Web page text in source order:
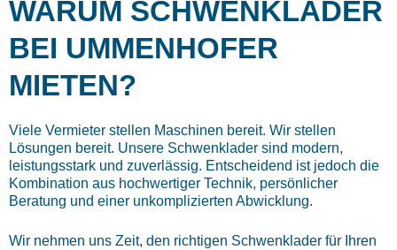
WARUM SCHWENKLADER
BEI UMMENHOFER
MIETEN?
Viele Vermieter stellen Maschinen bereit. Wir stellen
Lösungen bereit. Unsere Schwenklader sind modern,
leistungsstark und zuverlässig. Entscheidend ist jedoch die
Kombination aus hochwertiger Technik, persönlicher
Beratung und einer unkomplizierten Abwicklung.
Wir nehmen uns Zeit, den richtigen Schwenklader für Ihren